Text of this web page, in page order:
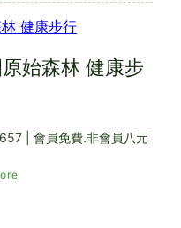
始森林 健康步
| 會員免費.非會員八元